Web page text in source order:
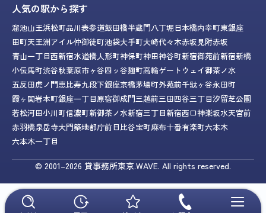
人気の駅から探す
溜池山王浜松町品川表参道飯田橋半蔵門八丁堀日本橋内幸町東銀座
田町天王洲アイル仲御徒町池袋大手町大崎代々木赤坂見附赤坂
青山一丁目西新宿水道橋人形町神保町神田神谷町新宿御苑前新宿新橋
小伝馬町渋谷秋葉原市ヶ谷四ッ谷麹町高輪ゲートウェイ御茶ノ水
五反田虎ノ門恵比寿九段下銀座京橋茅場町外苑前千駄ヶ谷永田町
霞ヶ関岩本町銀座一丁目原宿御成門三越前三田四谷三丁目汐留芝公園
若松河田小川町信濃町新御茶ノ水新宿三丁目新宿西口神楽坂水天宮前
赤羽橋泉岳寺大門築地都庁前日比谷宝町麻布十番有楽町六本木
六本木一丁目
© 2001–2026 貸事務所東京.WAVE. All rights reserved.